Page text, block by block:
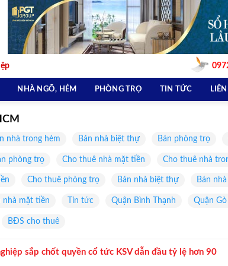
NHÀ NGÕ, HẺM PHÒNG TRỌ TIN TỨC
nhà trong hẻm Bán nhà biệt thự Bán phòng trọ
phòng trọ Cho thuê nhà mặt tiền Cho thuê nhà
Cho thuê phòng trọ Bán nhà biệt thự Bán
nhà mặt tiền Tin tức Quận Bình Thạnh Quận Gò
BĐS cho thuê
sắp chốt quyền cổ tức KSV dẫn đầu tỷ lệ hơn 90